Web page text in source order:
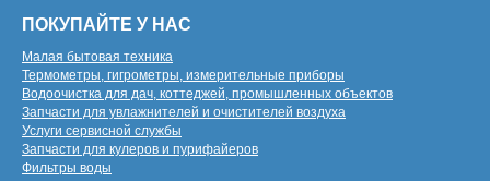
ПОКУПАЙТЕ У НАС
Малая бытовая техника
Термометры, гигрометры, измерительные приборы
Водоочистка для дач, коттеджей, промышленных объектов
Запчасти для увлажнителей и очистителей воздуха
Услуги сервисной службы
Запчасти для кулеров и пурифайеров
Фильтры воды